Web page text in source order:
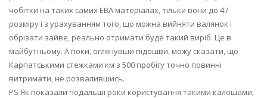
чобітки на таких самих ЕВА матеріалах, тільки вони до 47
розміру і з урахуванням того, що можна вийняти валянок і
обрізати зайве, реально отримати буде такий виріб. Це в
майбутньому. А поки, оглянувши підошви, можу сказати, що
Карпатськими стежками км з 500 пробігу точно повинні
витримати, не розвалившись.
PS Як показали подальші роки користування такими калошами,